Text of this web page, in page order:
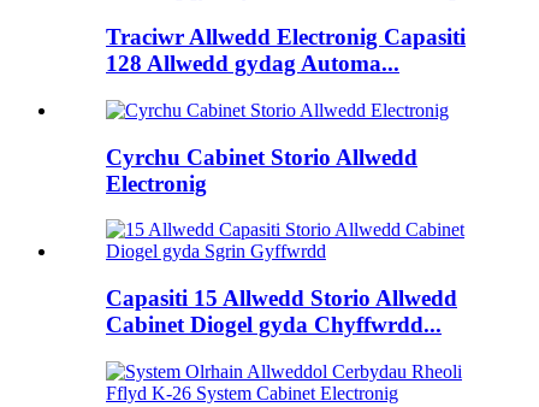
Traciwr Allwedd Electronig Capasiti
128 Allwedd gydag Automa...
Cyrchu Cabinet Storio Allwedd
Electronig
Capasiti 15 Allwedd Storio Allwedd
Cabinet Diogel gyda Chyffwrdd...